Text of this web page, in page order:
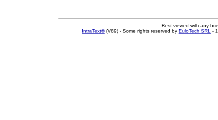
Best viewed with any
IntraText®(V89) - Some rights reserved by EuloTech SRL -